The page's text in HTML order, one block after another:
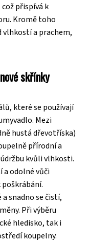
přispívá k
Kromě toho
vlhkostí a prachem,
skřínky
které se používají
Mezi
hustá dřevotříska)
přírodní a
kvůli vlhkosti.
a odolné vůči
snadno se čistí,
Při výběru
hledisko, tak i
koupelny.